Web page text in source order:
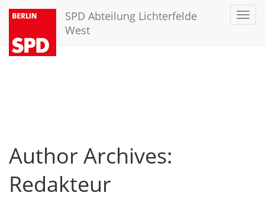
SPD Abteilung Lichterfelde
West
Author Archives:
Redakteur